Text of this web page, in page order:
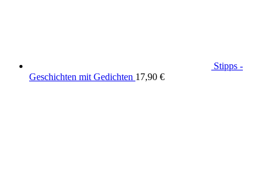
Stipps -
Geschichten mit Gedichten 17,90 €